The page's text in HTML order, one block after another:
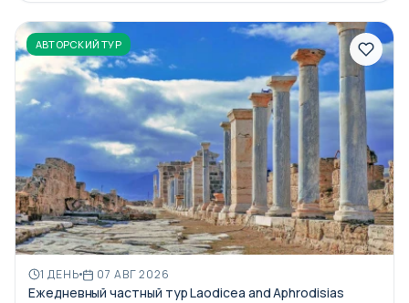
АВТОРСКИЙ ТУР
1 ДЕНЬ 07 АВГ 2026
Ежедневный частный тур Laodicea and Aphrodisias